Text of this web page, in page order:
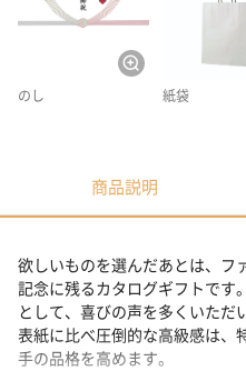
のし 紙袋
商品説明
欲しいものを選んだあとは、フ
記念に残るカタログギフトです
として、喜びの声を多くいただ
表紙に比べ圧倒的な高級感は、
手の品格を高めます。